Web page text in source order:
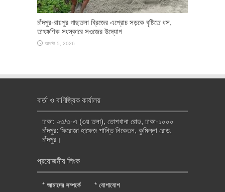
চাঁদপুর-রায়পুর গাছতলা ব্রিজের এপ্রোচ সড়কে বৃষ্টিতে ধস,
তাৎক্ষণিক সংস্কারে সওজের উদ্যোগ
আগস্ট 5, 2026
বার্তা ও বাণিজ্যিক কার্যালয়
ঢাকা: ২৩/৩-এ (৩য় তলা), তোপখানা রোড, ঢাকা-১০০০
চাঁদপুর: ফিরোজা হাফেজ শান্তি নিকেতন, কুমিল্লা রোড,
চাঁদপুর।
প্রয়োজনীয় লিংক
* আমাদের সম্পর্কে * যোগাযোগ